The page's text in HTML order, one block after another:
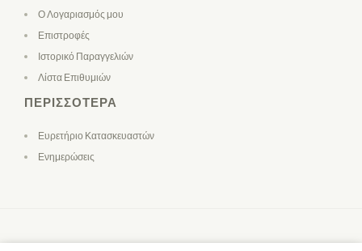
Ο Λογαριασμός μου
Επιστροφές
Ιστορικό Παραγγελιών
Λίστα Επιθυμιών
ΠΕΡΙΣΣΌΤΕΡΑ
Ευρετήριο Κατασκευαστών
Ενημερώσεις